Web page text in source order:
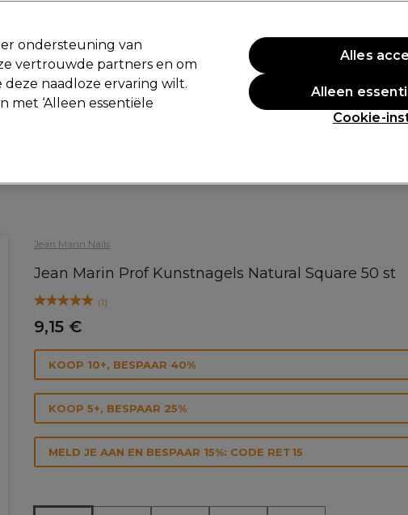
Mannen Vegan Nieuwe producten Professionele
Jean Marin Nails
Jean Marin Prof Kunstnagels Natural Square 50 st
(1)
9,15 €
KOOP 10+, BESPAAR 40%
KOOP 5+, BESPAAR 25%
MELD JE AAN EN BESPAAR 15%: CODE RET15
ondersteuning van
vertrouwde partners en om
deze naadloze ervaring wilt.
met ‘Alleen essentiële
Cookie-
Alleen
Alles